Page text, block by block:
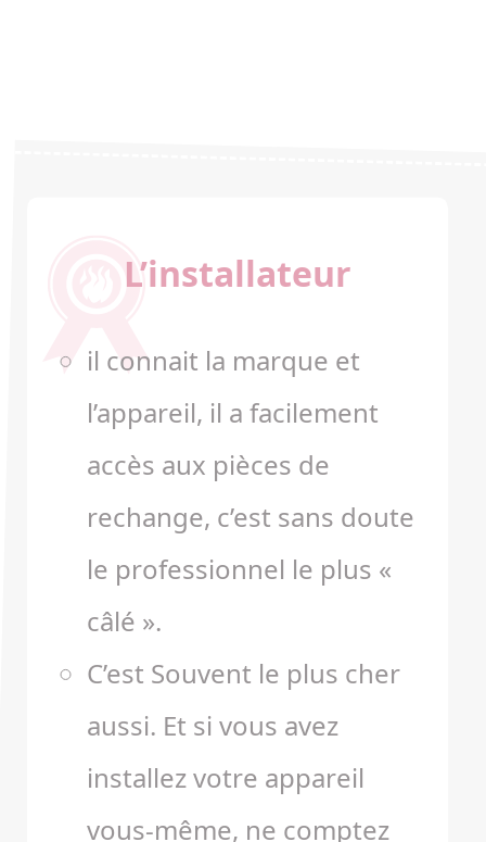
L’installateur
il connait la marque et
l’appareil, il a facilement
accès aux pièces de
rechange, c’est sans doute
le professionnel le plus «
câlé ».
C’est Souvent le plus cher
aussi. Et si vous avez
installez votre appareil
vous-même, ne comptez